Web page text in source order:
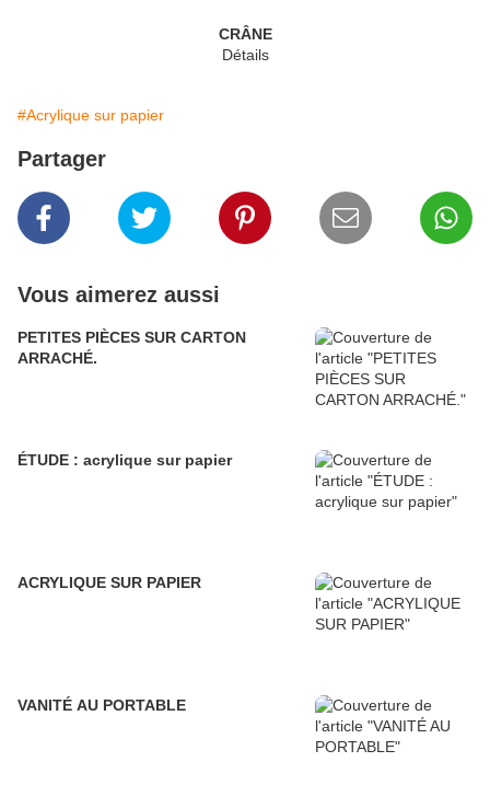
CRÂNE
Détails
#Acrylique sur papier
Partager
Vous aimerez aussi
PETITES PIÈCES SUR CARTON
ARRACHÉ.
ÉTUDE : acrylique sur papier
ACRYLIQUE SUR PAPIER
VANITÉ AU PORTABLE